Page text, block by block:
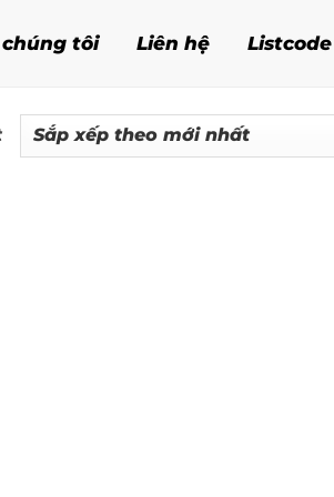
chúng tôi Liên hệ Listcode